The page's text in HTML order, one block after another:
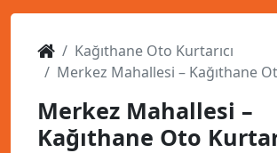
Kağıthane Oto Kurtarıcı
Merkez Mahallesi – Kağıthane
Merkez Mahallesi –
Kağıthane Oto